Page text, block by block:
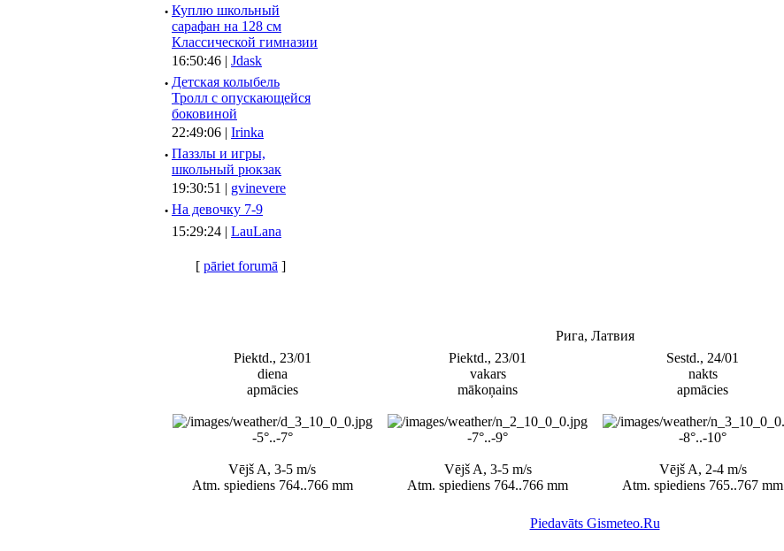
· Куплю школьный
сарафан на 128 см
Классической гимназии
16:50:46 | Jdask
· Детская колыбель
Тролл с опускающейся
боковиной
22:49:06 | Irinka
· Паззлы и игры,
школьный рюкзак
19:30:51 | gvinevere
· Hа девочку 7-9
15:29:24 | LauLana
[ pāriet forumā ]
Рига, Латвия
Piektd., 23/01
diena
apmācies
-5°..-7°
Vējš A, 3-5 m/s
Atm. spiediens 764..766 mm
Piektd., 23/01
vakars
mākoņains
-7°..-9°
Vējš A, 3-5 m/s
Atm. spiediens 764..766 mm
Sestd., 24/01
nakts
apmācies
-8°..-10°
Vējš A, 2-4 m/s
Atm. spiediens 765..767 mm
Piedavāts Gismeteo.Ru